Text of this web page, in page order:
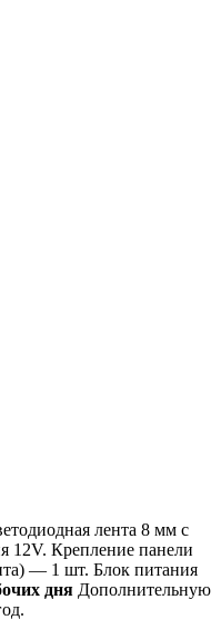
лента 8 мм с
12V. Крепление панели
— 1 шт. Блок питания
дня Дополнительную